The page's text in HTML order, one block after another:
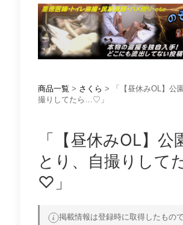
商品一覧 > さくら > 「【昼休みOL】公
撮りしてたら…♡」
「【昼休みOL】公
とり、自撮りして
♡」
掲載情報は登録時に取得したもの